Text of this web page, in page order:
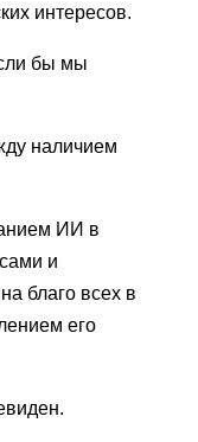
интересов.
бы мы
наличием
ИИ в
и
благо всех в
его